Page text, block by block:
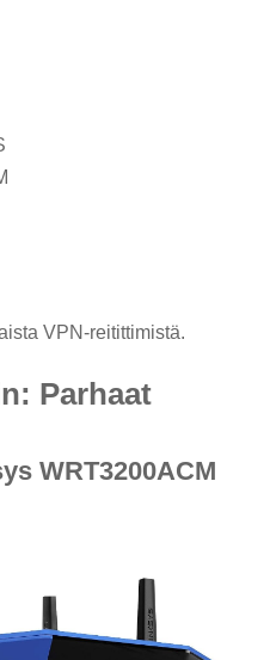
VPN-reitittimistä.
Parhaat
WRT3200ACM